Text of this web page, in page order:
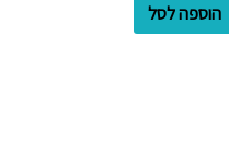
הוספה לסל